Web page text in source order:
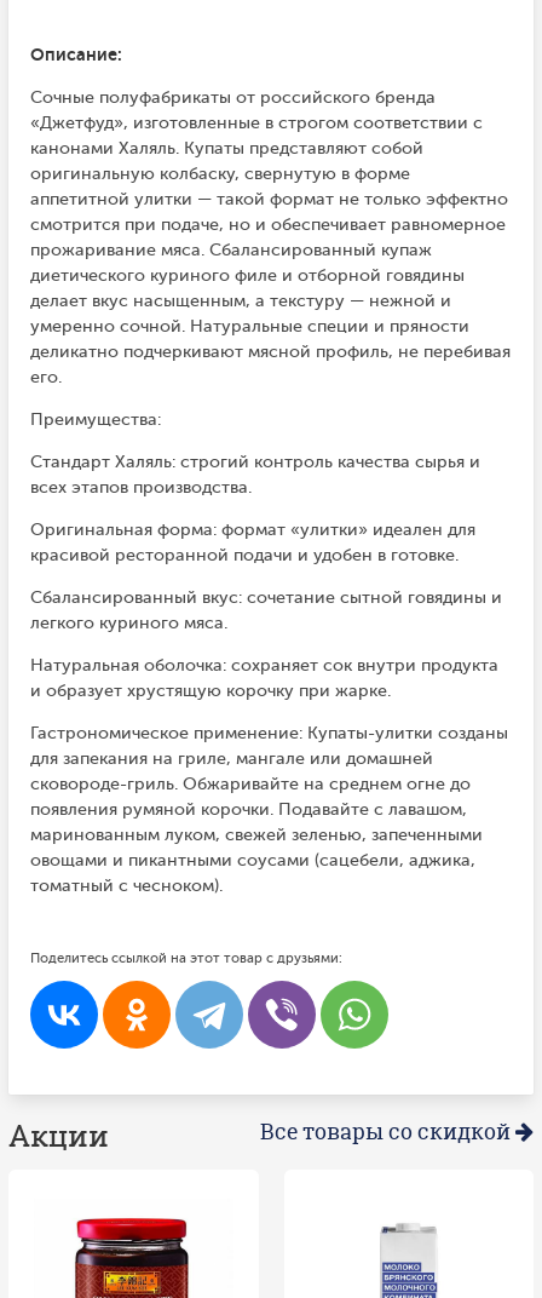
Описание:
Сочные полуфабрикаты от российского бренда
«Джетфуд», изготовленные в строгом соответствии с
канонами Халяль. Купаты представляют собой
оригинальную колбаску, свернутую в форме
аппетитной улитки — такой формат не только эффектно
смотрится при подаче, но и обеспечивает равномерное
прожаривание мяса. Сбалансированный купаж
диетического куриного филе и отборной говядины
делает вкус насыщенным, а текстуру — нежной и
умеренно сочной. Натуральные специи и пряности
деликатно подчеркивают мясной профиль, не перебивая
его.
Преимущества:
Стандарт Халяль: строгий контроль качества сырья и
всех этапов производства.
Оригинальная форма: формат «улитки» идеален для
красивой ресторанной подачи и удобен в готовке.
Сбалансированный вкус: сочетание сытной говядины и
легкого куриного мяса.
Натуральная оболочка: сохраняет сок внутри продукта
и образует хрустящую корочку при жарке.
Гастрономическое применение: Купаты-улитки созданы
для запекания на гриле, мангале или домашней
сковороде-гриль. Обжаривайте на среднем огне до
появления румяной корочки. Подавайте с лавашом,
маринованным луком, свежей зеленью, запеченными
овощами и пикантными соусами (сацебели, аджика,
томатный с чесноком).
Поделитесь ссылкой на этот товар с друзьями:
Акции Все товары со скидкой